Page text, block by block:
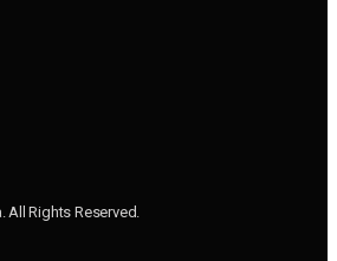
All Rights Reserved.